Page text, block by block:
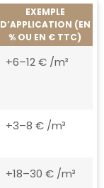
EXEMPLE
D’APPLICATION (EN
% OU EN € TTC)
+6–12 € /m³
+3–8 € /m³
+18–30 € /m³